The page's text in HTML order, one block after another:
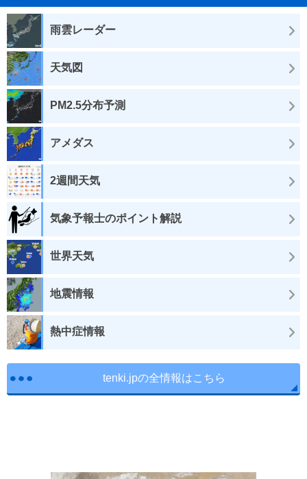
雨雲レーダー
天気図
PM2.5分布予測
アメダス
2週間天気
気象予報士のポイント解説
世界天気
地震情報
熱中症情報
tenki.jpの全情報はこちら